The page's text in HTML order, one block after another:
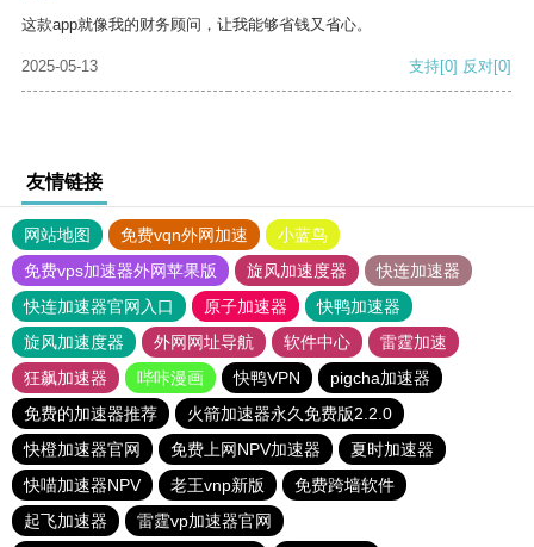
这款app就像我的财务顾问，让我能够省钱又省心。
2025-05-13 支持[0] 反对[0]
友情链接
网站地图 免费vqn外网加速
小蓝鸟
免费vps加速器外网苹果版
旋风加速度器
快连加速器
快连加速器官网入口
原子加速器
快鸭加速器
旋风加速度器
外网网址导航 软件中心
雷霆加速
狂飙加速器
哔咔漫画 快鸭VPN
pigcha加速器
免费的加速器推荐
火箭加速器永久免费版2.2.0
快橙加速器官网
免费上网NPV加速器
夏时加速器
快喵加速器NPV
老王vnp新版
免费跨墙软件
起飞加速器
雷霆vp加速器官网